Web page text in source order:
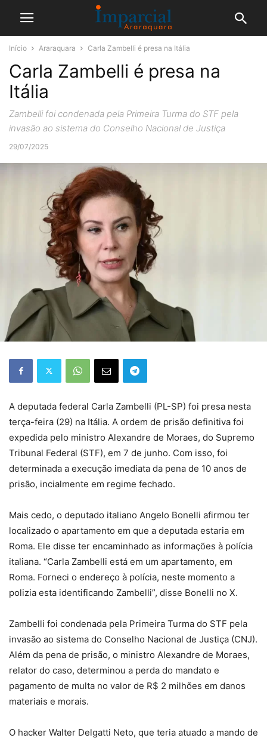
Início Araraquara Carla Zambelli é presa na Itália
Carla Zambelli é presa na
Itália
Zambelli foi condenada pela Primeira Turma do STF pela
invasão ao sistema do Conselho Nacional de Justiça
29/07/2025
A deputada federal Carla Zambelli (PL-SP) foi presa nesta
terça-feira (29) na Itália. A ordem de prisão definitiva foi
expedida pelo ministro Alexandre de Moraes, do Supremo
Tribunal Federal (STF), em 7 de junho. Com isso, foi
determinada a execução imediata da pena de 10 anos de
prisão, incialmente em regime fechado.
Mais cedo, o deputado italiano Angelo Bonelli afirmou ter
localizado o apartamento em que a deputada estaria em
Roma. Ele disse ter encaminhado as informações à polícia
italiana. “Carla Zambelli está em um apartamento, em
Roma. Forneci o endereço à polícia, neste momento a
polizia esta identificando Zambelli”, disse Bonelli no X.
Zambelli foi condenada pela Primeira Turma do STF pela
invasão ao sistema do Conselho Nacional de Justiça (CNJ).
Além da pena de prisão, o ministro Alexandre de Moraes,
relator do caso, determinou a perda do mandato e
pagamento de multa no valor de R$ 2 milhões em danos
materiais e morais.
O hacker Walter Delgatti Neto, que teria atuado a mando de